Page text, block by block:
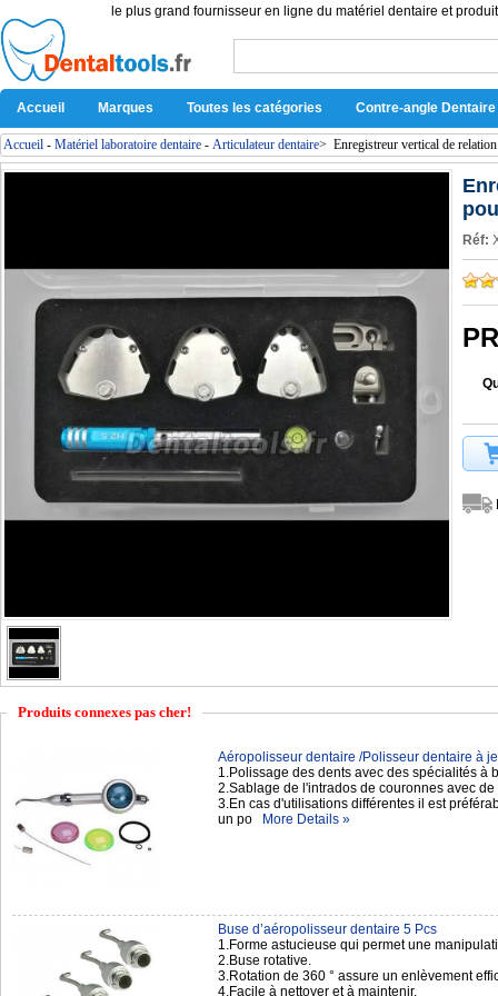
le plus grand fournisseur en ligne du matériel dentaire et
Accueil Marques Toutes les catégories Contre-angle Dentaire
Accueil - Matériel laboratoire dentaire - Articulateur dentaire> Enregistreur vertical de
Réf:
Produits connexes pas cher!
Aéropolisseur dentaire /Polisseur dentaire à
1.Polissage des dents avec des spécialités à
2.Sablage de l'intrados de couronnes avec
3.En cas d'utilisations différentes il est
un po
More Details »
Buse d’aéropolisseur dentaire 5 Pcs
1.Forme astucieuse qui permet une
2.Buse rotative.
3.Rotation de 360 ° assure un enlèvement
4.Facile à nettoyer et à maintenir.